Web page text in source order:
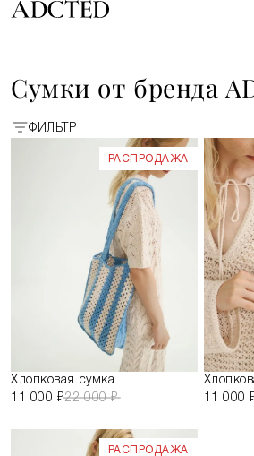
Сумки от бренда
ФИЛЬТР
РАСПРОДАЖА
Хлопковая сумка
11 000 ₽22 000 ₽
11 000
РАСПРОДАЖА